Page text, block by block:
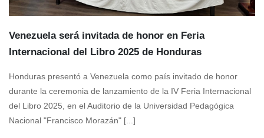
Venezuela será invitada de honor en Feria
Internacional del Libro 2025 de Honduras
Honduras presentó a Venezuela como país invitado de honor
durante la ceremonia de lanzamiento de la IV Feria Internacional
del Libro 2025, en el Auditorio de la Universidad Pedagógica
Nacional "Francisco Morazán" [...]